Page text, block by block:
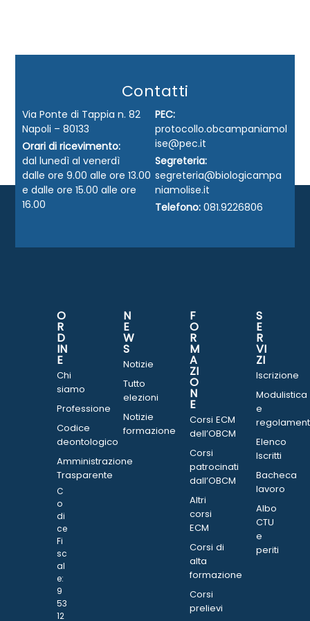
Contatti
Via Ponte di Tappia n. 82
Napoli – 80133
Orari di ricevimento:
dal lunedì al venerdì
dalle ore 9.00 alle ore 13.00
e dalle ore 15.00 alle ore
16.00
PEC:
protocollo.obcampaniamol
ise@pec.it
Segreteria:
segreteria@biologicampa
niamolise.it
Telefono: 081.9226806
O
R
D
IN
E
Chi
siamo
Professione
Codice
deontologico
Amministrazione
Trasparente
C
o
di
ce
Fi
sc
al
e:
9
53
12
N
E
W
S
Notizie
Tutto
elezioni
Notizie
formazione
F
O
R
M
A
ZI
O
N
E
Corsi ECM
dell’OBCM
Corsi
patrocinati
dall’OBCM
Altri
corsi
ECM
Corsi di
alta
formazione
Corsi
prelievi
S
E
R
VI
ZI
Iscrizione
Modulistica
e
Elenco
Iscritti
Bacheca
lavoro
Albo
CTU
e
periti